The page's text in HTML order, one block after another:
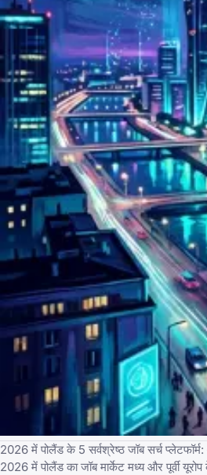
2026 में पोलैंड के 5 सर्वश्रेष्ठ जॉब सर्च
2026 में पोलैंड का जॉब मार्केट मध्य और पूर्वी